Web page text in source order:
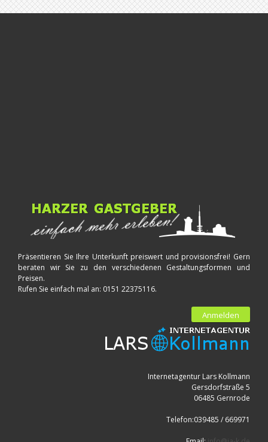
Präsentieren Sie Ihre Unterkunft preiswert und provisionsfrei! Gern
beraten wir Sie zu den verschiedenen Gestaltungsformen und
Preisen.
Rufen Sie einfach mal an: 0151 22375116.
Anmelden
Internetagentur Lars Kollmann
Gersdorfstraße 5
06485 Gernrode
Telefon:039485 / 669971